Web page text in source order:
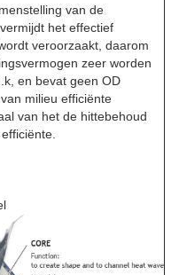
van de
het effectief
veroorzaakt, daarom
zeer worden
en bevat geen OD
milieu efficiënte
van het de hittebehoud